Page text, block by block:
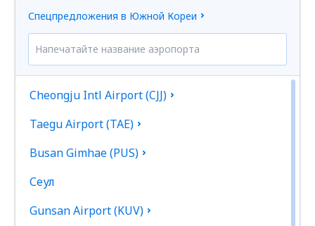
Спецпредложения в Южной Кореи
Cheongju Intl Airport (CJJ)
Taegu Airport (TAE)
Busan Gimhae (PUS)
Сеул
Gunsan Airport (KUV)